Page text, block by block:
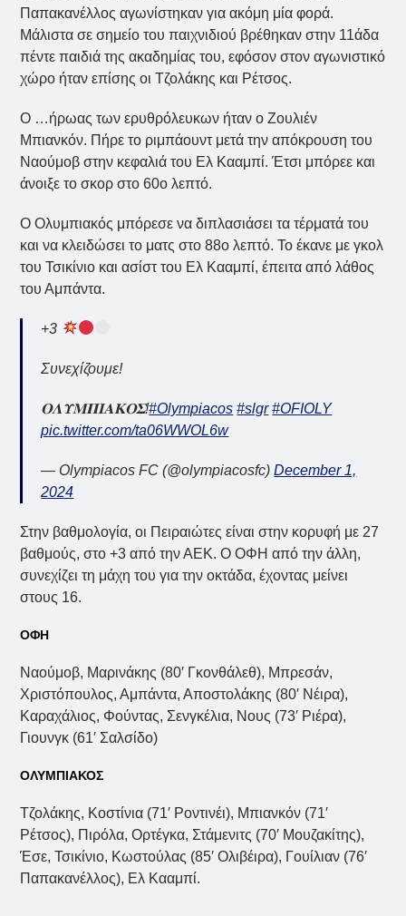
Παπακανέλλος αγωνίστηκαν για ακόμη μία φορά.
Μάλιστα σε σημείο του παιχνιδιού βρέθηκαν στην 11άδα
πέντε παιδιά της ακαδημίας του, εφόσον στον αγωνιστικό
χώρο ήταν επίσης οι Τζολάκης και Ρέτσος.
Ο …ήρωας των ερυθρόλευκων ήταν ο Ζουλιέν
Μπιανκόν. Πήρε το ριμπάουντ μετά την απόκρουση του
Ναούμοβ στην κεφαλιά του Ελ Κααμπί. Έτσι μπόρεε και
άνοιξε το σκορ στο 60ο λεπτό.
Ο Ολυμπιακός μπόρεσε να διπλασιάσει τα τέρματά του
και να κλειδώσει το ματς στο 88ο λεπτό. Το έκανε με γκολ
του Τσικίνιο και ασίστ του Ελ Κααμπί, έπειτα από λάθος
του Αμπάντα.
+3
Συνεχίζουμε!
𝚶𝚲𝚼𝚳𝚷𝚰𝚨𝚱𝚶𝚺!#Olympiacos #slgr #OFIOLY
pic.twitter.com/ta06WWOL6w
— Olympiacos FC (@olympiacosfc)December 1,
2024
Στην βαθμολογία, οι Πειραιώτες είναι στην κορυφή με 27
βαθμούς, στο +3 από την ΑΕΚ. Ο ΟΦΗ από την άλλη,
συνεχίζει τη μάχη του για την οκτάδα, έχοντας μείνει
στους 16.
ΟΦΗ
Ναούμοβ, Μαρινάκης (80′ Γκονθάλεθ), Μπρεσάν,
Χριστόπουλος, Αμπάντα, Αποστολάκης (80′ Νέιρα),
Καραχάλιος, Φούντας, Σενγκέλια, Νους (73′ Ριέρα),
Γιουνγκ (61′ Σαλσίδο)
ΟΛΥΜΠΙΑΚΟΣ
Τζολάκης, Κοστίνια (71′ Ροντινέι), Μπιανκόν (71′
Ρέτσος), Πιρόλα, Ορτέγκα, Στάμενιτς (70′ Μουζακίτης),
Έσε, Τσικίνιο, Κωστούλας (85′ Ολιβέιρα), Γουίλιαν (76′
Παπακανέλλος), Ελ Κααμπί.